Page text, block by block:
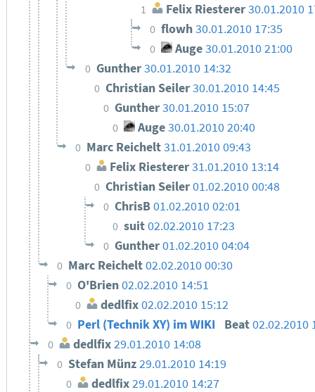
1 Felix Riesterer 30.01.2010
0 flowh30.01.2010 17:35
0 Auge30.01.2010 21:00
0 Gunther30.01.2010 14:32
0 Christian Seiler30.01.2010 14:45
0 Gunther30.01.2010 15:07
0 Auge30.01.2010 20:40
0 Marc Reichelt31.01.2010 09:43
0 Felix Riesterer31.01.2010 13:14
0 Christian Seiler01.02.2010 00:48
0 ChrisB01.02.2010 02:01
0 suit02.02.2010 17:23
0 Gunther01.02.2010 04:04
0 Marc Reichelt02.02.2010 00:30
0 O'Brien02.02.2010 14:51
0 dedlfix02.02.2010 15:12
0 Perl (Technik XY) im WIKI Beat02.02.2010
0 dedlfix 29.01.2010 14:08
0 Stefan Münz29.01.2010 14:19
0 dedlfix29.01.2010 14:27